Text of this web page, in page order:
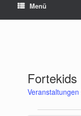
Menü
Fortekids
Veranstaltungen